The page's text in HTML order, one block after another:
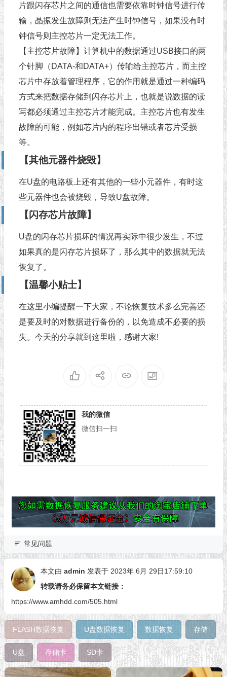
片跟闪存芯片之间的通信也需要依靠时钟信号进行传
输，晶振发生故障则无法产生时钟信号，如果没有时
钟信号则主控芯片一定无法工作。
【主控芯片故障】计算机中的数据通过USB接口的两
个针脚（DATA-和DATA+）传输给主控芯片，而主控
芯片中存放着管理程序，它的作用就是通过一种编码
方式来把数据存储到闪存芯片上，也就是说数据的读
写都必须通过主控芯片才能完成。主控芯片也有发生
故障的可能，例如芯片内的程序出错或者芯片受损
等。
【其他元器件烧毁】
在U盘的电路板上还有其他的一些小元器件，有时这
些元器件也会被烧毁，导致U盘故障。
【闪存芯片故障】
U盘的闪存芯片损坏的情况再实际中很少发生，不过
如果真的是闪存芯片损坏了，那么其中的数据就无法
恢复了。
【温馨小贴士】
在这里小编提醒一下大家，不论恢复技术多么完善还
是要及时的对数据进行备份的，以免造成不必要的损
失。今天的分享就到这里啦，感谢大家!
我的微信
微信扫一扫
常见问题
本文由 admin 发表于 2023年 6月 29日17:59:10
转载请务必保留本文链接：
https://www.amhdd.com/505.html
FLASH数据恢复 U盘数据恢复 数据恢复 存储
U盘 存储卡 SD卡